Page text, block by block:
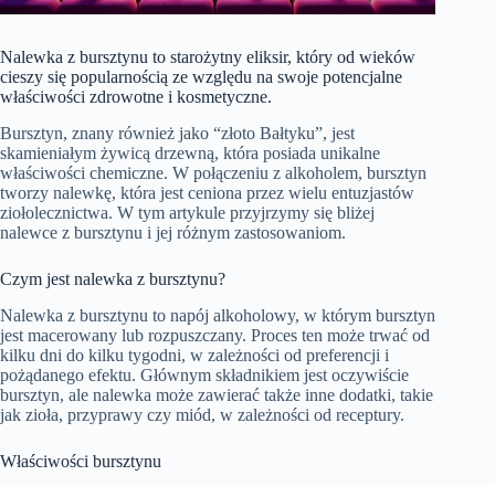
Nalewka z bursztynu to starożytny eliksir, który od wieków
cieszy się popularnością ze względu na swoje potencjalne
właściwości zdrowotne i kosmetyczne.
Bursztyn, znany również jako “złoto Bałtyku”, jest
skamieniałym żywicą drzewną, która posiada unikalne
właściwości chemiczne. W połączeniu z alkoholem, bursztyn
tworzy nalewkę, która jest ceniona przez wielu entuzjastów
ziołolecznictwa. W tym artykule przyjrzymy się bliżej
nalewce z bursztynu i jej różnym zastosowaniom.
Czym jest nalewka z bursztynu?
Nalewka z bursztynu to napój alkoholowy, w którym bursztyn
jest macerowany lub rozpuszczany. Proces ten może trwać od
kilku dni do kilku tygodni, w zależności od preferencji i
pożądanego efektu. Głównym składnikiem jest oczywiście
bursztyn, ale nalewka może zawierać także inne dodatki, takie
jak zioła, przyprawy czy miód, w zależności od receptury.
Właściwości bursztynu